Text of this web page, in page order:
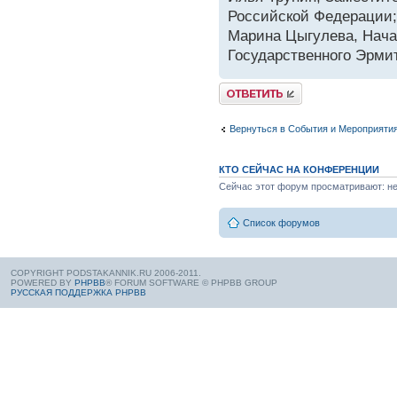
Российской Федерации;
Марина Цыгулева,
Государственного
Вернуться в События и
КТО СЕЙЧАС НА КОНФЕРЕНЦИИ
Сейчас этот форум просматривают:
Список форумов
COPYRIGHT PODSTAKANNIK.RU 2006-2011.
POWERED BY PHPBB® FORUM SOFTWARE © PHPBB GROUP
РУССКАЯ ПОДДЕРЖКА PHPBB